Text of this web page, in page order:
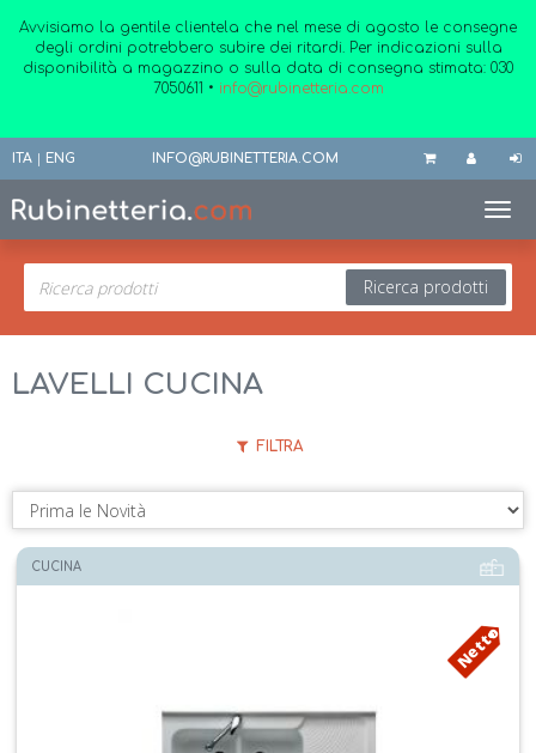
Avvisiamo la gentile clientela che nel mese di agosto le consegne
degli ordini potrebbero subire dei ritardi. Per indicazioni sulla
disponibilità a magazzino o sulla data di consegna stimata: 030
7050611 • info@rubinetteria.com
ITA | ENG INFO@RUBINETTERIA.COM
Ricerca prodotti
LAVELLI CUCINA
FILTRA
CUCINA
Netto